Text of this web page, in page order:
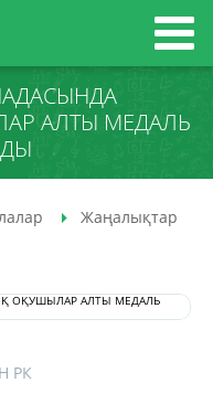
АЛТЫ МЕДАЛЬ
Жаңалықтар
РК